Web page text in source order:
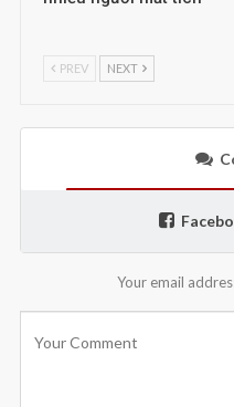
PREV NEXT
Your email